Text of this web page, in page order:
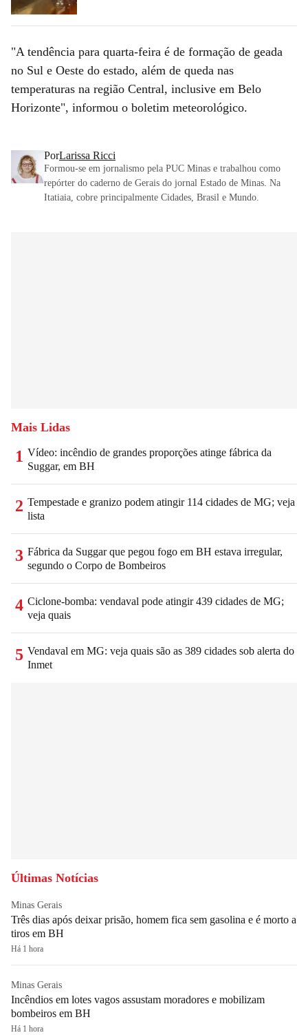
"A tendência para quarta-feira é de formação de geada
no Sul e Oeste do estado, além de queda nas
temperaturas na região Central, inclusive em Belo
Horizonte", informou o boletim meteorológico.
PorLarissa Ricci
Formou-se em jornalismo pela PUC Minas e trabalhou como
repórter do caderno de Gerais do jornal Estado de Minas. Na
Itatiaia, cobre principalmente Cidades, Brasil e Mundo.
Mais Lidas
1 Vídeo: incêndio de grandes proporções atinge fábrica da
Suggar, em BH
2 Tempestade e granizo podem atingir 114 cidades de MG; veja
lista
3 Fábrica da Suggar que pegou fogo em BH estava irregular,
segundo o Corpo de Bombeiros
4 Ciclone-bomba: vendaval pode atingir 439 cidades de MG;
veja quais
5 Vendaval em MG: veja quais são as 389 cidades sob alerta do
Inmet
Últimas Notícias
Minas Gerais
Três dias após deixar prisão, homem fica sem gasolina e é morto a
tiros em BH
Há 1 hora
Minas Gerais
Incêndios em lotes vagos assustam moradores e mobilizam
bombeiros em BH
Há 1 hora